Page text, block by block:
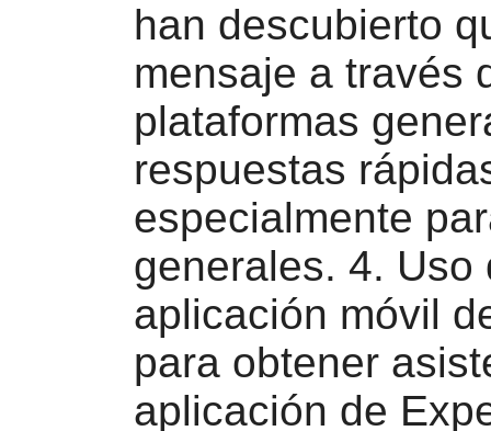
han descubierto
mensaje a través
plataformas
respuestas
especialmente
generales. 4. Uso
aplicación móvil
para obtener
aplicación de